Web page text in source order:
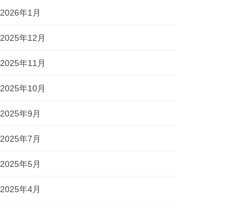
2026年1月
2025年12月
2025年11月
2025年10月
2025年9月
2025年7月
2025年5月
2025年4月